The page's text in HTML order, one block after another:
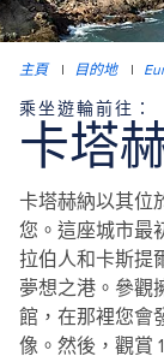
主頁 | 目的地 |
乘坐遊輪前往：
卡塔
卡塔赫納以其位
您。這座城市最
拉伯人和卡斯提
夢想之港。參觀
館，在那裡您會
像。然後，觀賞